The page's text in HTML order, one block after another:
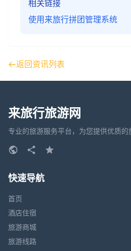
相关链接
使用来旅行拼团管理系统
返回资讯列表
来旅行旅游网
专业的旅游服务平台，为您提供优质的
快速导航
首页
酒店住宿
旅游商城
旅游线路